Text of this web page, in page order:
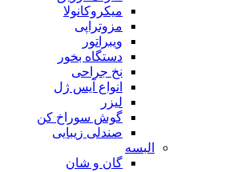
میکروکانولا
مزوتراپی
ویبراتور
دستگاه بخور
نخ جراحی
انواع آیس ژل
لیزر
گوش سوراخ کن
صندلی زیبایی
البسه
گان و شان